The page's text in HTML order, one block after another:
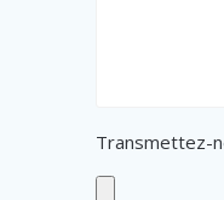
Transmettez-